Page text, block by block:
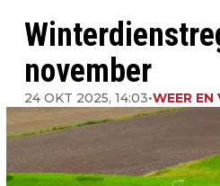
november
24 OKT 2025, 14:03•WEER EN